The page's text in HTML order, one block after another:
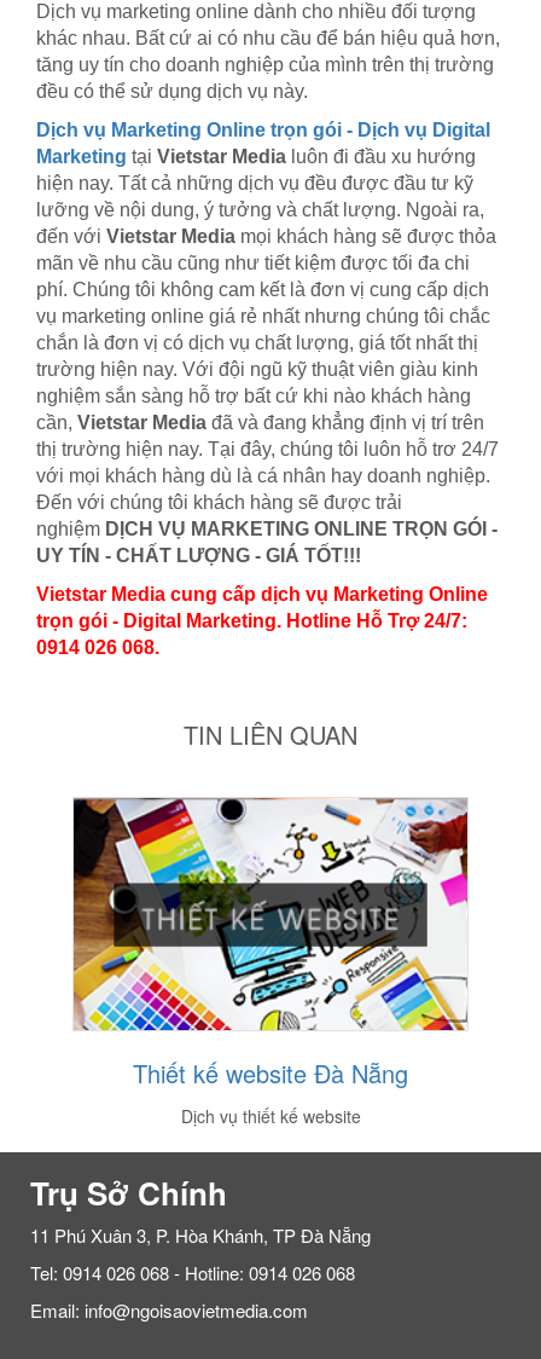
Dịch vụ marketing online dành cho nhiều đối tượng
khác nhau. Bất cứ ai có nhu cầu để bán hiệu quả hơn,
tăng uy tín cho doanh nghiệp của mình trên thị trường
đều có thể sử dụng dịch vụ này.
Dịch vụ Marketing Online trọn gói - Dịch vụ Digital
Marketing tại Vietstar Media luôn đi đầu xu hướng
hiện nay. Tất cả những dịch vụ đều được đầu tư kỹ
lưỡng về nội dung, ý tưởng và chất lượng. Ngoài ra,
đến với Vietstar Media mọi khách hàng sẽ được thỏa
mãn về nhu cầu cũng như tiết kiệm được tối đa chi
phí. Chúng tôi không cam kết là đơn vị cung cấp dịch
vụ marketing online giá rẻ nhất nhưng chúng tôi chắc
chắn là đơn vị có dịch vụ chất lượng, giá tốt nhất thị
trường hiện nay. Với đội ngũ kỹ thuật viên giàu kinh
nghiệm sắn sàng hỗ trợ bất cứ khi nào khách hàng
cần, Vietstar Media đã và đang khẳng định vị trí trên
thị trường hiện nay. Tại đây, chúng tôi luôn hỗ trơ 24/7
với mọi khách hàng dù là cá nhân hay doanh nghiệp.
Đến với chúng tôi khách hàng sẽ được trải
nghiệm DỊCH VỤ MARKETING ONLINE TRỌN GÓI -
UY TÍN - CHẤT LƯỢNG - GIÁ TỐT!!!
Vietstar Media cung cấp dịch vụ Marketing Online
trọn gói - Digital Marketing. Hotline Hỗ Trợ 24/7:
0914 026 068.
TIN LIÊN QUAN
Thiết kế website Đà Nẵng
Dịch vụ thiết kế website
Trụ Sở Chính
11 Phú Xuân 3, P. Hòa Khánh, TP Đà Nẵng
Tel: 0914 026 068 - Hotline: 0914 026 068
Email: info@ngoisaovietmedia.com